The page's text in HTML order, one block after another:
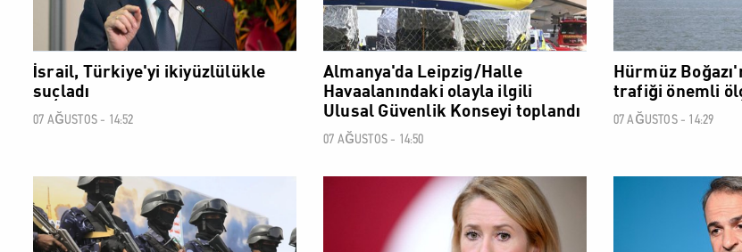
İsrail, Türkiye'yi ikiyüzlülükle
suçladı
07 AĞUSTOS - 14:52
Almanya'da Leipzig/Halle
Havaalanındaki olayla ilgili
Ulusal Güvenlik Konseyi toplandı
07 AĞUSTOS - 14:50
Hürmüz
trafiği önemli
07 AĞUSTOS - 14:29